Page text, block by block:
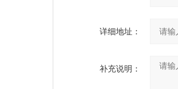
详细地址：
补充说明：